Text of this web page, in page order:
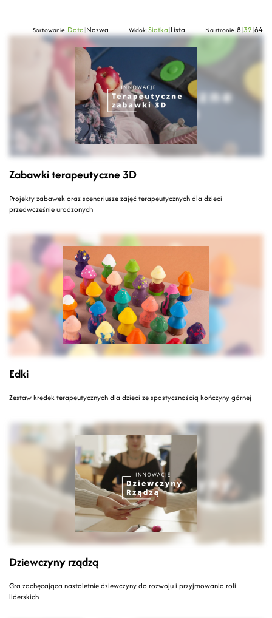
Sortowanie:Data|Nazwa Widok:Siatka|Lista Na stronie:8|32|64
Zabawki terapeutyczne 3D
Projekty zabawek oraz scenariusze zajęć terapeutycznych dla dzieci
przedwcześnie urodzonych
Edki
Zestaw kredek terapeutycznych dla dzieci ze spastycznością kończyny górnej
Dziewczyny rządzą
Gra zachęcająca nastoletnie dziewczyny do rozwoju i przyjmowania roli
liderskich